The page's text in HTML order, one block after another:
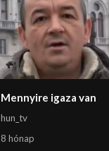
Mennyire igaza van
hun_tv
8 hónap